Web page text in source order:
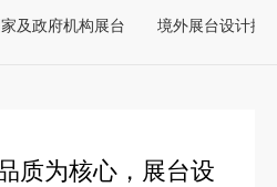
家及政府机构展台 境外展台设计搭
质为核心，展台设